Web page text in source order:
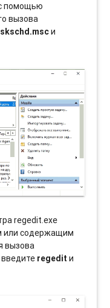
помощью
вызова
и
regedit.exe
или содержащим
вызова
введите regedit и